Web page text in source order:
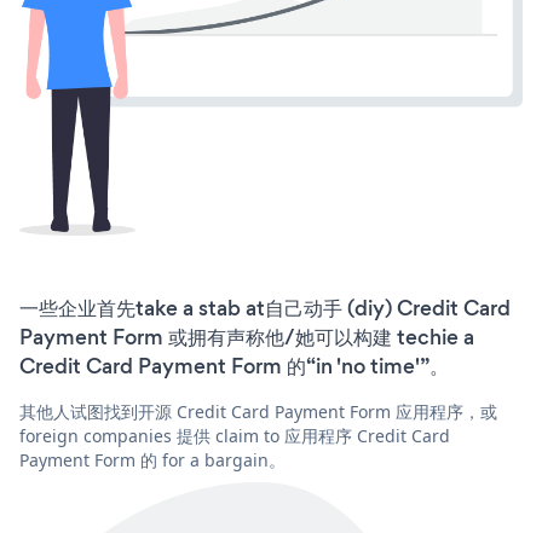
一些企业首先take a stab at自己动手 (diy) Credit Card
Payment Form 或拥有声称他/她可以构建 techie a
Credit Card Payment Form 的“in 'no time'”。
其他人试图找到开源 Credit Card Payment Form 应用程序，或
foreign companies 提供 claim to 应用程序 Credit Card
Payment Form 的 for a bargain。